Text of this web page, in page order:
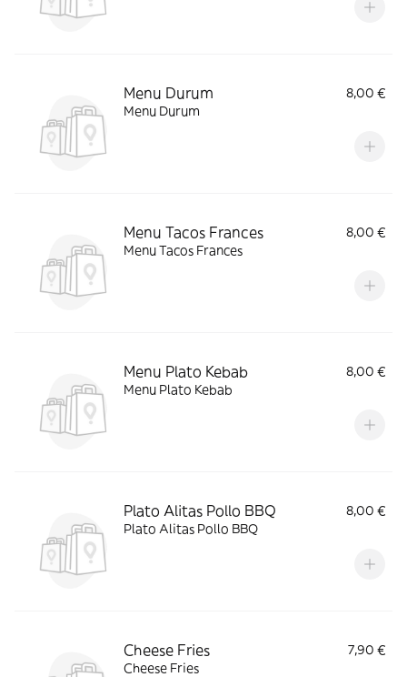
Menu Durum
8,00 €
Menu Durum
Menu Tacos Frances
8,00 €
Menu Tacos Frances
Menu Plato Kebab
8,00 €
Menu Plato Kebab
Plato Alitas Pollo BBQ
8,00 €
Plato Alitas Pollo BBQ
Cheese Fries
7,90 €
Cheese Fries